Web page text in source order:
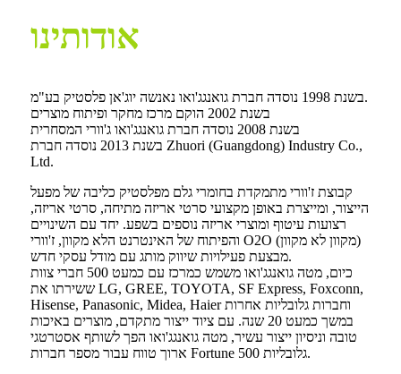
אודותינו
בשנת 1998 נוסדה חברת גואנגג'ואו נאנשה יוג'אן פלסטיק בע"מ.
בשנת 2002 הוקם מרכז מחקר ופיתוח מוצרים
בשנת 2008 נוסדה חברת גואנגג'ואו ג'וורי המסחרית
בשנת 2013 נוסדה חברת Zhuori (Guangdong) Industry Co.,
Ltd.
קבוצת ז'וורי מתמקדת בחומרי גלם מפלסטיק כליבה של מפעל
הייצור, ומייצרת באופן מקצועי סרטי אריזה מתיחה, סרטי אריזה,
רצועות עיטוף ומוצרי אריזה נוספים בשפע. יחד עם השינויים
והפיתוח של האינטרנט הלא מקוון, ז'וורי O2O (מקוון לא מקוון)
מבצעת פעילויות שיווק מותג עם מודל עסקי חדש.
כיום, מטה גואנגג'ואו משמש כמרכז עם כמעט 500 חברי צוות
ששירתו את LG, GREE, TOYOTA, SF Express, Foxconn,
Hisense, Panasonic, Midea, Haier וחברות גלובליות אחרות
במשך כמעט 20 שנה. עם ציוד ייצור מתקדם, מוצרים באיכות
טובה וניסיון ייצור עשיר, מטה גואנגג'ואו הפך לשותף אסטרטגי
ארוך טווח עבור מספר חברות Fortune 500 גלובליות.